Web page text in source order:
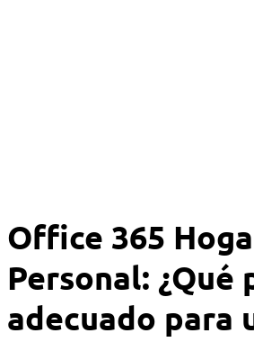
Office 365
Personal: ¿Qué
adecuado para